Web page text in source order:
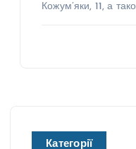
Кожум’яки, 11, а
Категорії